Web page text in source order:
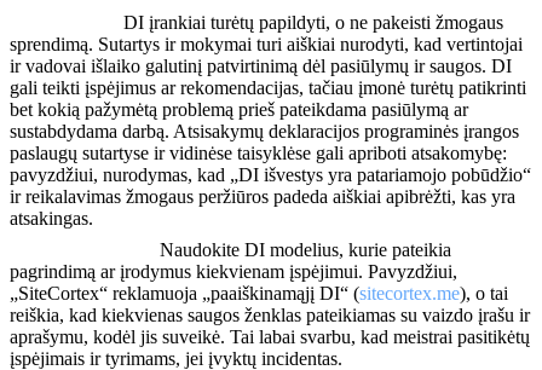
DI įrankiai turėtų papildyti, o ne pakeisti žmogaus
sprendimą. Sutartys ir mokymai turi aiškiai nurodyti, kad vertintojai
ir vadovai išlaiko galutinį patvirtinimą dėl pasiūlymų ir saugos. DI
gali teikti įspėjimus ar rekomendacijas, tačiau įmonė turėtų patikrinti
bet kokią pažymėtą problemą prieš pateikdama pasiūlymą ar
sustabdydama darbą. Atsisakymų deklaracijos programinės įrangos
paslaugų sutartyse ir vidinėse taisyklėse gali apriboti atsakomybę:
pavyzdžiui, nurodymas, kad „DI išvestys yra patariamojo pobūdžio“
ir reikalavimas žmogaus peržiūros padeda aiškiai apibrėžti, kas yra
atsakingas.
Naudokite DI modelius, kurie pateikia
pagrindimą ar įrodymus kiekvienam įspėjimui. Pavyzdžiui,
„SiteCortex“ reklamuoja „paaiškinamąjį DI“ (sitecortex.me), o tai
reiškia, kad kiekvienas saugos ženklas pateikiamas su vaizdo įrašu ir
aprašymu, kodėl jis suveikė. Tai labai svarbu, kad meistrai pasitikėtų
įspėjimais ir tyrimams, jei įvyktų incidentas.